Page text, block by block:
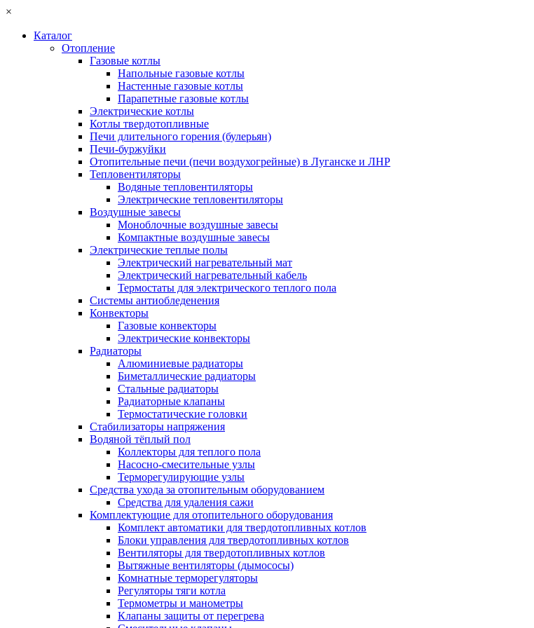
×
Каталог
Отопление
Газовые котлы
Напольные газовые котлы
Настенные газовые котлы
Парапетные газовые котлы
Электрические котлы
Котлы твердотопливные
Печи длительного горения (булерьян)
Печи-буржуйки
Отопительные печи (печи воздухогрейные) в Луганске и ЛНР
Тепловентиляторы
Водяные тепловентиляторы
Электрические тепловентиляторы
Воздушные завесы
Моноблочные воздушные завесы
Компактные воздушные завесы
Электрические теплые полы
Электрический нагревательный мат
Электрический нагревательный кабель
Термостаты для электрического теплого пола
Системы антиобледенения
Конвекторы
Газовые конвекторы
Электрические конвекторы
Радиаторы
Алюминиевые радиаторы
Биметаллические радиаторы
Стальные радиаторы
Радиаторные клапаны
Термостатические головки
Стабилизаторы напряжения
Водяной тёплый пол
Коллекторы для теплого пола
Насосно-смесительные узлы
Терморегулирующие узлы
Средства ухода за отопительным оборудованием
Средства для удаления сажи
Комплектующие для отопительного оборудования
Комплект автоматики для твердотопливных котлов
Блоки управления для твердотопливных котлов
Вентиляторы для твердотопливных котлов
Вытяжные вентиляторы (дымососы)
Комнатные терморегуляторы
Регуляторы тяги котла
Термометры и манометры
Клапаны защиты от перегрева